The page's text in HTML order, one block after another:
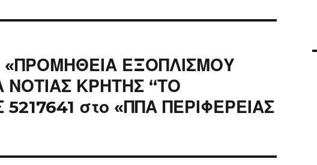
«ΠΡΟΜΗΘΕΙΑ ΕΞΟΠΛΙΣΜΟΥ
ΚΡΗΤΗΣ “ΤΟ
στο «ΠΠΑ ΠΕΡΙΦΕΡΕΙΑΣ